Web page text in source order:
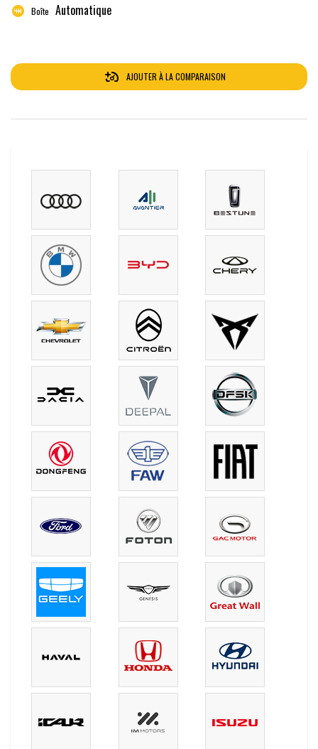
Boîte Automatique
AJOUTER À LA COMPARAISON